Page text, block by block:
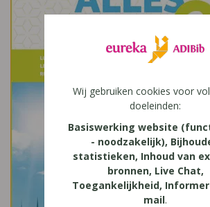
Wij gebruiken cookies voor
doeleinden:
Basiswerking website
- noodzakelijk),
statistieken, Inhoud van
bronnen, Live Chat,
Toegankelijkheid,
mail.